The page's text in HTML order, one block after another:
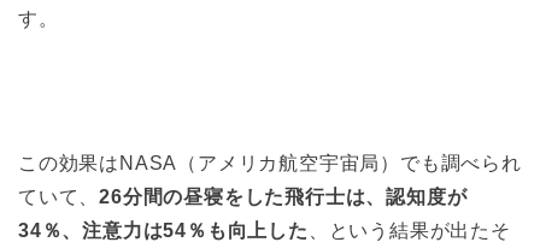
す。
この効果はNASA（アメリカ航空宇宙局）でも調べられ
ていて、26分間の昼寝をした飛行士は、認知度が
34％、注意力は54％も向上した
、という結果が出たそ